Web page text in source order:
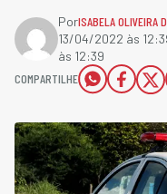
PorISABELA OLIVEIRA
13/04/2022 às
às 12:39
COMPARTILHE